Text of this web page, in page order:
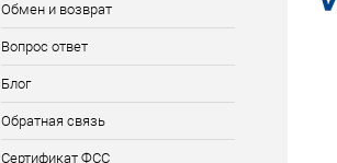
Обмен и возврат
Вопрос ответ
Блог
Обратная связь
Сертификат ФСС